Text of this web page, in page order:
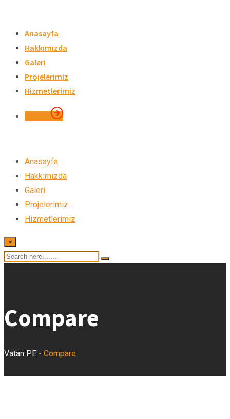
content
Anasayfa
Hakkımızda
Galeri
Projelerimiz
Hizmetlerimiz
Anasayfa
Hakkımızda
Galeri
Projelerimiz
Hizmetlerimiz
×
Compare
Vatan PE - Compare